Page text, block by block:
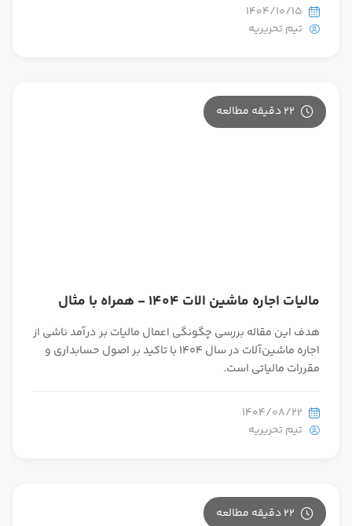
1404/10/15
تیم تحریریه
22 دقیقه مطالعه
مالیات اجاره ماشین الات 1404 - همراه با مثال
هدف این مقاله بررسی چگونگی اعمال مالیات بر درآمد ناشی از
اجاره ماشین‌آلات در سال 1404 با تاکید بر اصول حسابداری و
مقررات مالیاتی است.
1404/08/22
تیم تحریریه
22 دقیقه مطالعه